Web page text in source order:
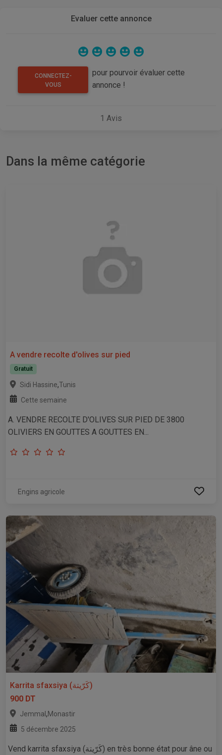
Evaluer cette annonce
CONNECTEZ-
VOUS
pour pourvoir évaluer cette
annonce !
1 Avis
Dans la même catégorie
A vendre recolte d'olives sur pied
Gratuit
Sidi Hassine,Tunis
Cette semaine
A. VENDRE RECOLTE D'OLIVES SUR PIED DE 3800
OLIVIERS EN GOUTTES A GOUTTES EN...
Engins agricole
Karrita sfaxsiya (كَرّيتة)
900 DT
Jemmal ,Monastir
5 décembre 2025
Vend karrita sfaxsiya (كَرّيتة) en très bonne état pour âne ou